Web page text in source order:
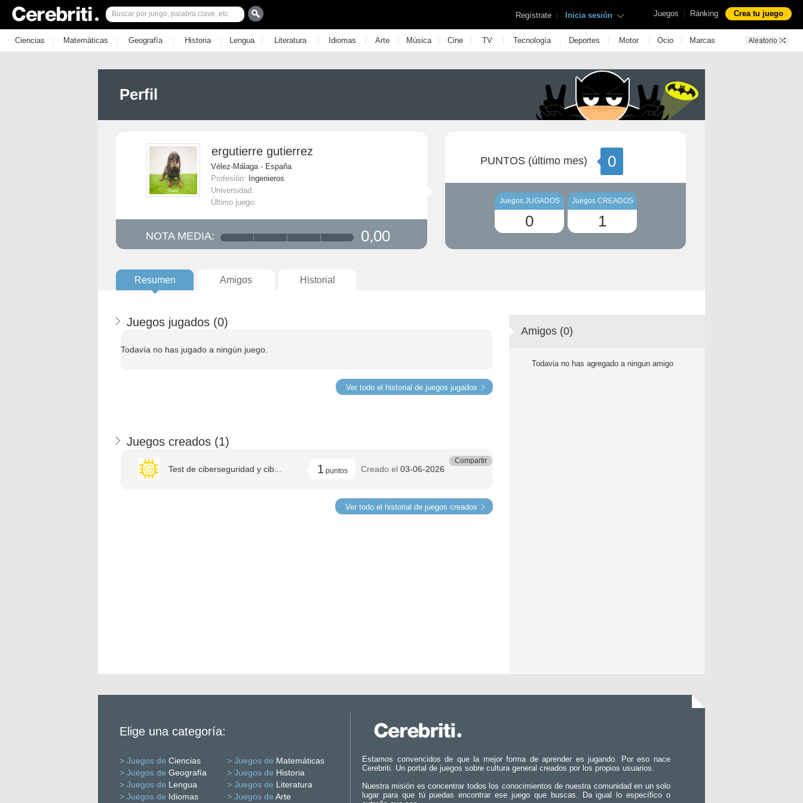
Juegos | Ránking Crea tu juego
Regístrate | Inicia sesión
Ciencias | Matemáticas | Geografía | Historia | Lengua | Literatura | Idiomas | Arte | Música | Cine | TV | Tecnología | Deportes | Motor | Ocio | Marcas
Perfil
ergutierre gutierrez
Vélez-Málaga - España
Profesión: Ingenieros
Universidad:
Último juego:
NOTA MEDIA: 0,00
PUNTOS (último mes) 0
Juegos JUGADOS
0
Juegos CREADOS
1
Resumen Amigos Historial
Juegos jugados (0)
Todavía no has jugado a ningún juego.
Ver todo el historial de juegos jugados
Juegos creados (1)
Test de ciberseguridad y cib... 1puntos Creado el 03-06-2026
Compartir
Ver todo el historial de juegos creados
Amigos (0)
Todavia no has agregado a ningun amigo
Elige una categoría:
> Juegos de Ciencias > Juegos de Matemáticas
> Juegos de Geografía > Juegos de Historia
> Juegos de Lengua > Juegos de Literatura
> Juegos de Idiomas > Juegos de Arte
Estamos convencidos de que la mejor forma de aprender es jugando. Por eso nace
Cerebriti. Un portal de juegos sobre cultura general creados por los propios usuarios.
Nuestra misión es concentrar todos los conocimientos de nuestra comunidad en un solo
lugar para que tú puedas encontrar ese juego que buscas. Da igual lo específico o